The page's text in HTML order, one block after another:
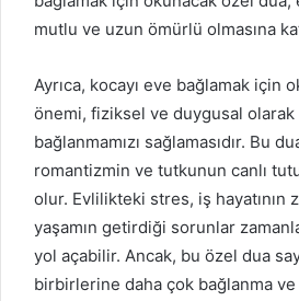
mutlu ve uzun ömürlü olmasına
Ayrıca, kocayı eve bağlamak için
önemi, fiziksel ve duygusal
bağlanmamızı sağlamasıdır. Bu
romantizmin ve tutkunun canlı
olur. Evlilikteki stres, iş hayatının
yaşamın getirdiği sorunlar
yol açabilir. Ancak, bu özel dua
birbirlerine daha çok bağlanma